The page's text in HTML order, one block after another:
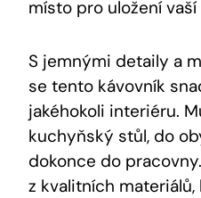
místo pro uložení
S jemnými detaily a
se tento kávovník
jakéhokoli interiéru.
kuchyňský stůl, do
dokonce do
z kvalitních